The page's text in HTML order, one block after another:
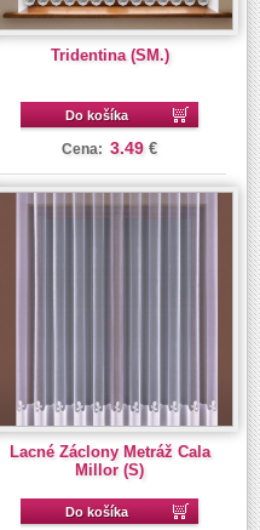
Tridentina (SM.)
Do košíka
Cena: 3.49 €
Lacné Záclony Metráž Cala
Millor (S)
Do košíka